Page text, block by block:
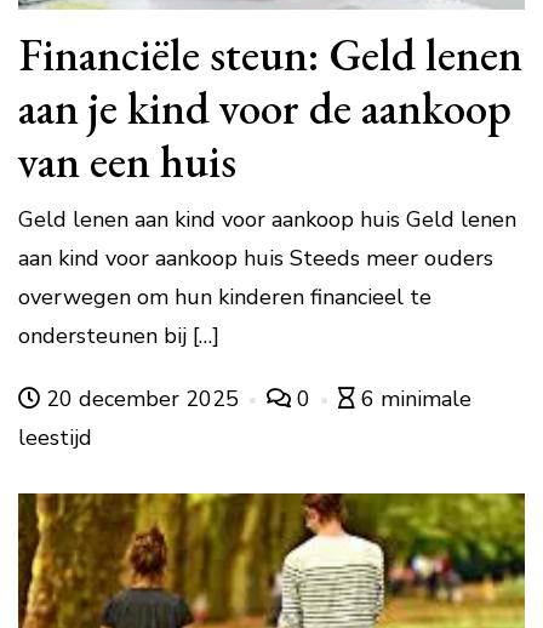
Financiële steun: Geld lenen
aan je kind voor de aankoop
van een huis
Geld lenen aan kind voor aankoop huis Geld lenen
aan kind voor aankoop huis Steeds meer ouders
overwegen om hun kinderen financieel te
ondersteunen bij […]
20 december 2025 0
6 minimale
leestijd